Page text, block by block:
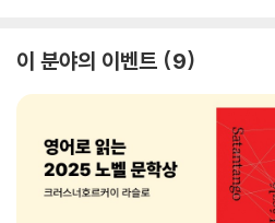
이 분야의 이벤트 9